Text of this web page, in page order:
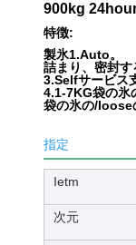
900kg
特徴:
製氷1.Auto。
詰まり、密封
3.Selfサービス
4.1-7KG袋の氷
袋の氷の/loose
指定
Ietm
次元